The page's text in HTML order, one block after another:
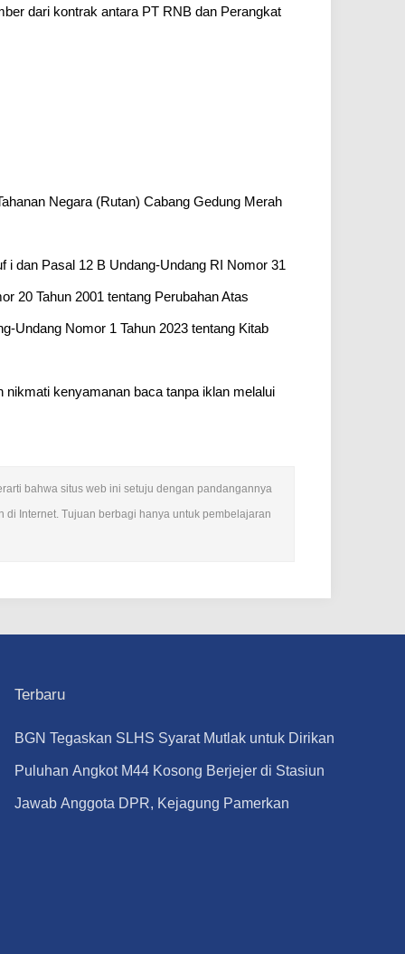
dari kontrak antara PT RNB dan Perangkat
Negara (Rutan) Cabang Gedung Merah
i dan Pasal 12 B Undang-Undang RI Nomor 31
20 Tahun 2001 tentang Perubahan Atas
Undang Nomor 1 Tahun 2023 tentang Kitab
kenyamanan baca tanpa iklan melalui
bahwa situs web ini setuju dengan pandangannya
Internet. Tujuan berbagi hanya untuk pembelajaran
Terbaru
BGN Tegaskan SLHS Syarat Mutlak untuk Dirikan
SPPG, Bukan Administratif
Puluhan Angkot M44 Kosong Berjejer di Stasiun
Tebet, Sopirnya Demo di Balai Kota Jakarta
Jawab Anggota DPR, Kejagung Pamerkan